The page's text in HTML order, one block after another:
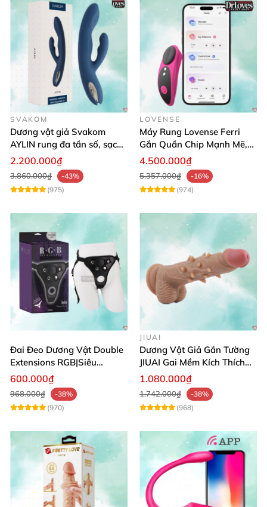
SVAKOM
Dương vật giả Svakom
AYLIN rung đa tần số, sạc
pin chống nước
2.200.000₫
3.860.000₫
-43%
(975)
LOVENSE
Máy Rung Lovense Ferri
Gắn Quần Chip Mạnh Mẽ,
Điều Khiển Qua App
4.500.000₫
5.357.000₫
-16%
(974)
Đai Đeo Dương Vật Double
Extensions RGB|Siêu
Bền|Cảm Giác Thật
600.000₫
968.000₫
-38%
(970)
JIUAI
Dương Vật Giả Gắn Tường
JIUAI Gai Mềm Kích Thích
Điểm G Siêu Mượt
1.080.000₫
1.742.000₫
-38%
(968)